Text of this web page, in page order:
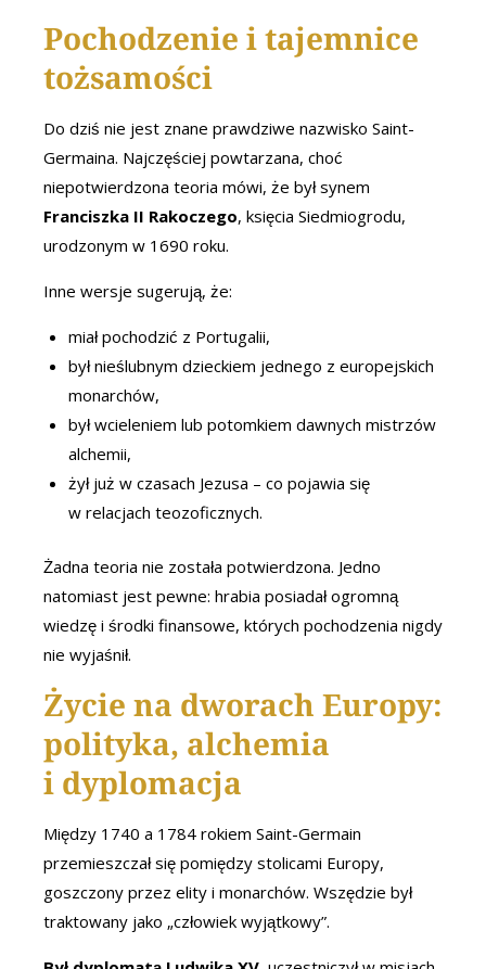
Pochodzenie i tajemnice
tożsamości
Do dziś nie jest znane prawdziwe nazwisko Saint-
Germaina. Najczęściej powtarzana, choć
niepotwierdzona teoria mówi, że był synem
Franciszka II Rakoczego, księcia Siedmiogrodu,
urodzonym w 1690 roku.
Inne wersje sugerują, że:
miał pochodzić z Portugalii,
był nieślubnym dzieckiem jednego z europejskich
monarchów,
był wcieleniem lub potomkiem dawnych mistrzów
alchemii,
żył już w czasach Jezusa – co pojawia się
w relacjach teozoficznych.
Żadna teoria nie została potwierdzona. Jedno
natomiast jest pewne: hrabia posiadał ogromną
wiedzę i środki finansowe, których pochodzenia nigdy
nie wyjaśnił.
Życie na dworach Europy:
polityka, alchemia
i dyplomacja
Między 1740 a 1784 rokiem Saint-Germain
przemieszczał się pomiędzy stolicami Europy,
goszczony przez elity i monarchów. Wszędzie był
traktowany jako „człowiek wyjątkowy”.